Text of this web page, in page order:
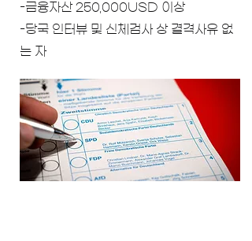
-금융자산 250,000USD 이상
-당국 인터뷰 및 신체검사 상 결격사유 없
는 자